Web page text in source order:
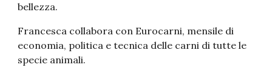
bellezza.
Francesca collabora con Eurocarni, mensile di
economia, politica e tecnica delle carni di tutte le
specie animali.